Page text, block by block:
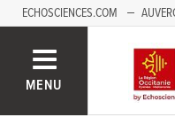
ECHOSCIENCES.COM
MENU